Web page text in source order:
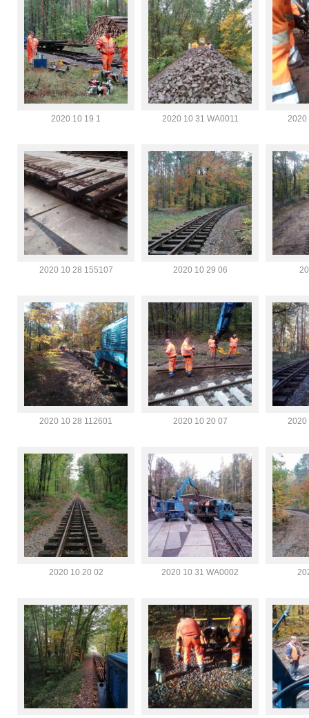
2020 10 19 1 2020 10 31 WA0011 2020
2020 10 28 155107 2020 10 29 06
2020 10 28 112601 2020 10 20 07 2020
2020 10 20 02 2020 10 31 WA0002